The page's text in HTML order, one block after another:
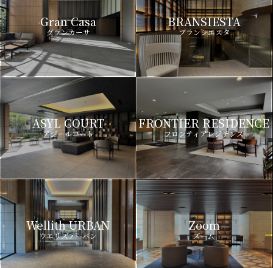
Gran Casa
グランカーサ
BRANSIESTA
ブランシエスタ
ASYL COURT
アジールコート
FRONTIER RESIDENCE
フロンティアレジデンス
Wellith URBAN
ウエリスアーバン
Zoom
ズーム